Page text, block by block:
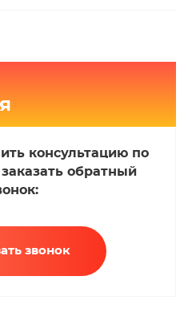
консультацию по
обратный
звонок